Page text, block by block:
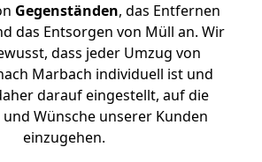
Gegenständen, das Entfernen
das Entsorgen von Müll an. Wir
dass jeder Umzug von
Marbach individuell ist und
darauf eingestellt, auf die
Wünsche unserer Kunden
einzugehen.